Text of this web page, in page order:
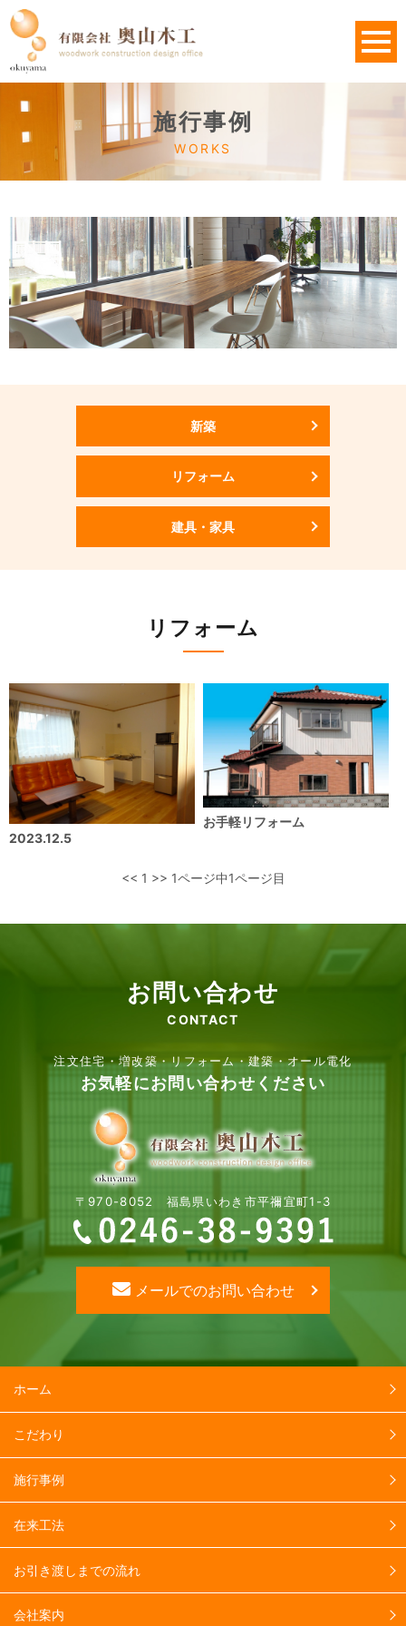
施行事例
WORKS
新築
リフォーム
建具・家具
リフォーム
2023.12.5
お手軽リフォーム
<< 1 >> 1ページ中1ページ目
お問い合わせ
CONTACT
注文住宅・増改築・リフォーム・建築・オール電化
お気軽にお問い合わせください
〒970-8052 福島県いわき市平禰宜町1-3
メールでのお問い合わせ
ホーム
こだわり
施行事例
在来工法
お引き渡しまでの流れ
会社案内